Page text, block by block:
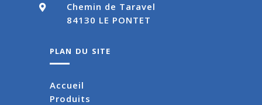

Chemin de Taravel
84130 LE PONTET
plan du site
Accueil
Produits